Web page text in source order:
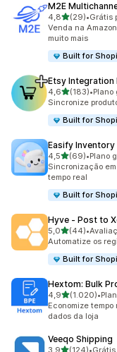
M2E
4,8de 5 estrelas
(29)
29 avaliações ao
•Grátis
Venda na
muito mais
Built for
Etsy Integration
4,6de 5 estrelas
(183)
183 avaliações
•Plano
Sincronize
Built for
Easify Inventory
4,5de 5 estrelas
(69)
69 avaliações ao
•Plano
Sincronização
tempo real
Built for
Hyve ‑ Post to
5,0de 5 estrelas
(44)
44 avaliações ao
•
Automatize os
Built for
Hextom: Bulk
4,9de 5 estrelas
(1.020)
1020 avaliações
•
Economize
dados da loja
Veeqo Shipping
3,9de 5 estrelas
(124)•